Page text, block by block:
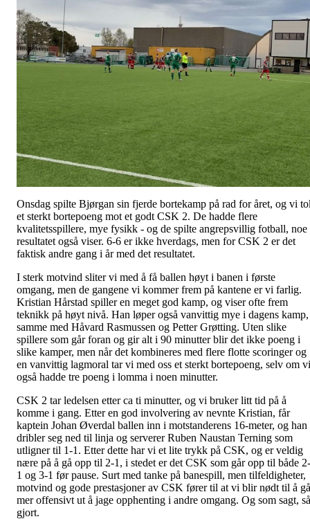
Onsdag spilte Bjørgan sin fjerde bortekamp på rad for året, og vi
et sterkt bortepoeng mot et godt CSK 2. De hadde flere
kvalitetsspillere, mye fysikk - og de spilte angrepsvillig fotball, noe
resultatet også viser. 6-6 er ikke hverdags, men for CSK 2 er det
faktisk andre gang i år med det resultatet.
I sterk motvind sliter vi med å få ballen høyt i banen i første
omgang, men de gangene vi kommer frem på kantene er vi farlig.
Kristian Hårstad spiller en meget god kamp, og viser ofte frem
teknikk på høyt nivå. Han løper også vanvittig mye i dagens kamp,
samme med Håvard Rasmussen og Petter Grøtting. Uten slike
spillere som går foran og gir alt i 90 minutter blir det ikke poeng i
slike kamper, men når det kombineres med flere flotte scoringer og
en vanvittig lagmoral tar vi med oss et sterkt bortepoeng, selv om vi
også hadde tre poeng i lomma i noen minutter.
CSK 2 tar ledelsen etter ca ti minutter, og vi bruker litt tid på å
komme i gang. Etter en god involvering av nevnte Kristian, får
kaptein Johan Øverdal ballen inn i motstanderens 16-meter, og han
dribler seg ned til linja og serverer Ruben Naustan Terning som
utligner til 1-1. Etter dette har vi et lite trykk på CSK, og er veldig
nære på å gå opp til 2-1, i stedet er det CSK som går opp til både 2-
1 og 3-1 før pause. Surt med tanke på banespill, men tilfeldigheter,
motvind og gode prestasjoner av CSK fører til at vi blir nødt til å gå
mer offensivt ut å jage opphenting i andre omgang. Og som sagt, så
gjort.